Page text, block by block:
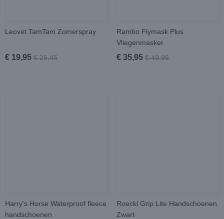
Leovet TamTam Zomerspray
€ 19,95 € 25,45
Rambo Flymask Plus
Vliegenmasker
€ 35,95 € 49,95
Harry's Horse Waterproof fleece
handschoenen
Roeckl Grip Lite Handschoenen
Zwart